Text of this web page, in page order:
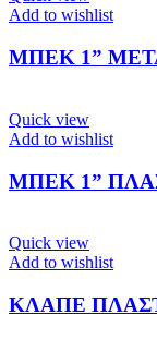
Add to wishlist
ΜΠΕΚ 1”
Quick view
Add to wishlist
ΜΠΕΚ 1”
Quick view
Add to wishlist
ΚΛΑΠΕ